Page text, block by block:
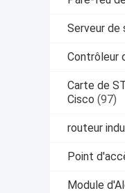
Serveur de
Contrôleur
Carte de
Cisco (97)
routeur
Point
Module